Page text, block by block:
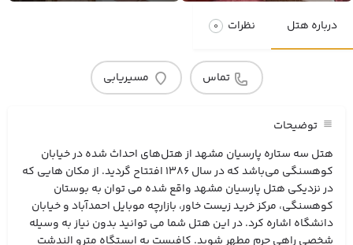
درباره هتل نظرات 0
تماس مسیریابی
توضیحات
هتل سه ستاره پارسیان مشهد از هتل‌های احداث شده در خیابان
کوهسنگی می‌باشد که در سال 1386 افتتاح گردید. از مکان هایی که
در نزدیکی هتل پارسیان مشهد واقع شده می توان به بوستان
کوهسنگی، مرکز خرید زیست خاور، بازارچه موبایل احمدآباد و خیابان
دانشگاه اشاره کرد. در این هتل شما می توانید بدون نیاز به وسیله
شخصی راهی حرم مطهر شوید. کافیست به ایستگاه مترو الندشت